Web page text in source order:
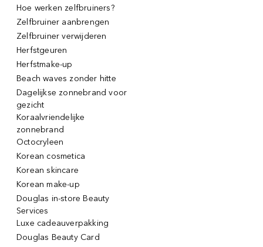
Hoe werken zelfbruiners?
Zelfbruiner aanbrengen
Zelfbruiner verwijderen
Herfstgeuren
Herfstmake-up
Beach waves zonder hitte
Dagelijkse zonnebrand voor
gezicht
Koraalvriendelijke
zonnebrand
Octocryleen
Korean cosmetica
Korean skincare
Korean make-up
Douglas in-store Beauty
Services
Luxe cadeauverpakking
Douglas Beauty Card